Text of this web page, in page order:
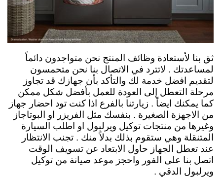
ثق بنا لأستعادة وظائف المنتج نحن متواجدون دائماً
لمساعدتك . لاتترد في الاتصال بنا نحن متحمسون
لتقديم افضل خدمة لك والتأكد بأن جهازك قد تجاوز
مرحلة التعطل إلى العودة للعمل بأفضل شكل ممكن
كما يمكنك ايضاً . زيارتنا بالفرع اذا كنت تود احضار جهاز
من الاجهزة الصغيرة . بنفسك مثل الفريزر او البوتاجاز
وغيرها من منتجات توكيل ويرلبول او اطلب السيارة
المتنقلة وهي ستقوم بذلك بدلاً منك . تجنب الانتظار
عند تعطل الجهاز حاول الابتعاد عن تسويف الوقت
اتصل بنا على الفور واحجز موعد صيانة من توكيل
ويرلبول الدقي .